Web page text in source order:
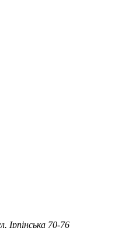
Ірпінська 70-76